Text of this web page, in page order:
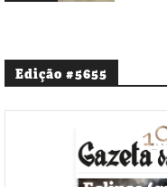
Edição #5655